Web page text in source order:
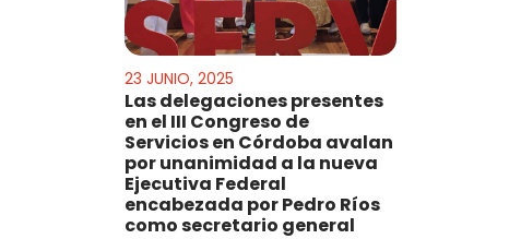
23 JUNIO, 2025
Las delegaciones presentes
en el III Congreso de
Servicios en Córdoba avalan
por unanimidad a la nueva
Ejecutiva Federal
encabezada por Pedro Ríos
como secretario general